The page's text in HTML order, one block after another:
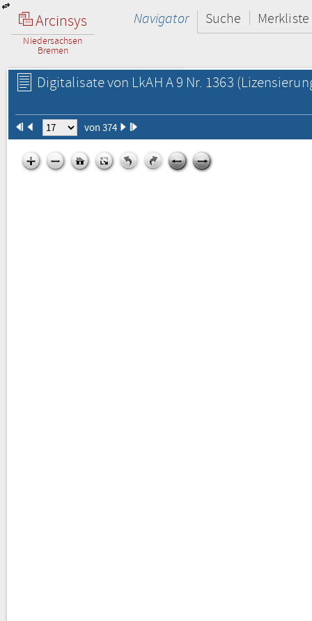
Arcinsys
Niedersachsen
Bremen
Navigator Suche Merkliste
Digitalisate von LkAH A 9 Nr. 1363
von 374